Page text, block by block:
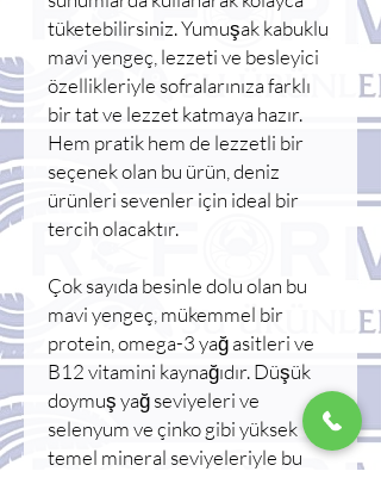
tüketebilirsiniz. Yumuşak kabuklu
mavi yengeç, lezzeti ve besleyici
özellikleriyle sofralarınıza farklı
bir tat ve lezzet katmaya hazır.
Hem pratik hem de lezzetli bir
seçenek olan bu ürün, deniz
ürünleri sevenler için ideal bir
tercih olacaktır.
Çok sayıda besinle dolu olan bu
mavi yengeç, mükemmel bir
protein, omega-3 yağ asitleri ve
B12 vitamini kaynağıdır. Düşük
doymuş yağ seviyeleri ve
selenyum ve çinko gibi yüksek
temel mineral seviyeleriyle bu